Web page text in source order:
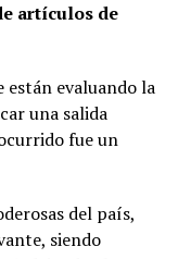
artículos de
evaluando la
una salida
fue un
del país,
siendo